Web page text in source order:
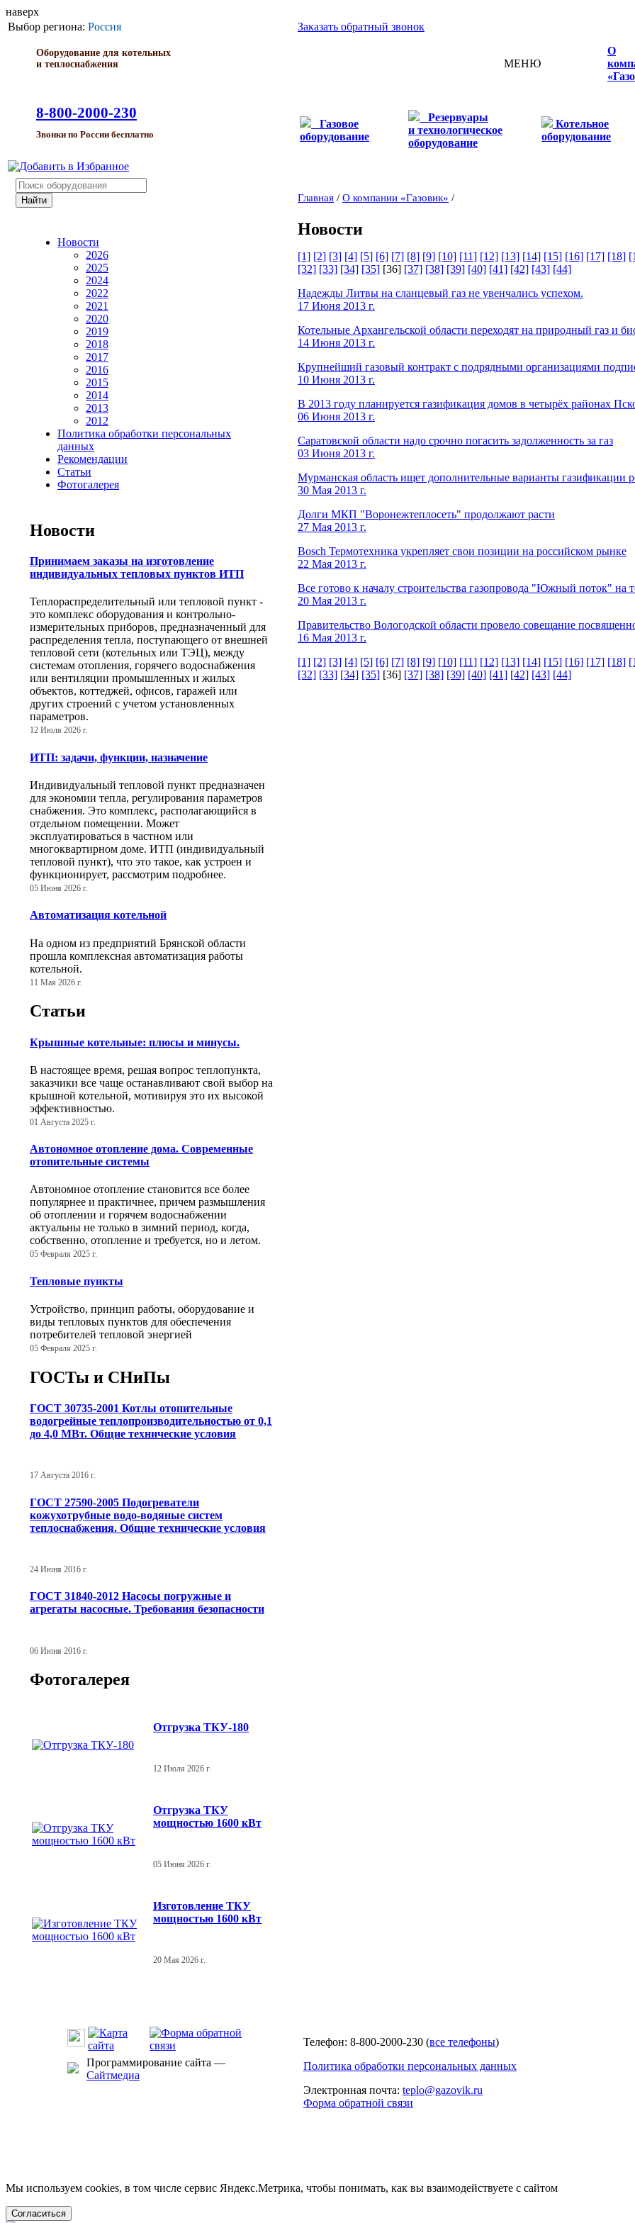
наверх
Выбор региона: Россия
Оборудование для котельных
и теплоснабжения
8-800-2000-230
Звонки по России бесплатно
Заказать обратный звонок
МЕНЮ
О
Газовое
оборудование
Резервуары
и технологическое
оборудование
Котельное
оборудование
Новости
2026
2025
2024
2022
2021
2020
2019
2018
2017
2016
2015
2014
2013
2012
Политика обработки персональных
данных
Рекомендации
Статьи
Фотогалерея
Новости
Принимаем заказы на изготовление
индивидуальных тепловых пунктов ИТП
Теплораспределительный или тепловой пункт -
это комплекс оборудования и контрольно-
измерительных приборов, предназначенный для
распределения тепла, поступающего от внешней
тепловой сети (котельных или ТЭЦ), между
системам отопления, горячего водоснабжения
или вентиляции промышленных и жилых
объектов, коттеджей, офисов, гаражей или
других строений с учетом установленных
параметров.
12 Июля 2026 г.
ИТП: задачи, функции, назначение
Индивидуальный тепловой пункт предназначен
для экономии тепла, регулирования параметров
снабжения. Это комплекс, располагающийся в
отдельном помещении. Может
эксплуатироваться в частном или
многоквартирном доме. ИТП (индивидуальный
тепловой пункт), что это такое, как устроен и
функционирует, рассмотрим подробнее.
05 Июня 2026 г.
Автоматизация котельной
На одном из предприятий Брянской области
прошла комплексная автоматизация работы
котельной.
11 Мая 2026 г.
Статьи
Крышные котельные: плюсы и минусы.
В настоящее время, решая вопрос теплопункта,
заказчики все чаще останавливают свой выбор на
крышной котельной, мотивируя это их высокой
эффективностью.
01 Августа 2025 г.
Автономное отопление дома. Современные
отопительные системы
Автономное отопление становится все более
популярнее и практичнее, причем размышления
об отоплении и горячем водоснабжении
актуальны не только в зимний период, когда,
собственно, отопление и требуется, но и летом.
05 Февраля 2025 г.
Тепловые пункты
Устройство, принцип работы, оборудование и
виды тепловых пунктов для обеспечения
потребителей тепловой энергией
05 Февраля 2025 г.
ГОСТы и СНиПы
ГОСТ 30735-2001 Котлы отопительные
водогрейные теплопроизводительностью от 0,1
до 4,0 МВт. Общие технические условия
17 Августа 2016 г.
ГОСТ 27590-2005 Подогреватели
кожухотрубные водо-водяные систем
теплоснабжения. Общие технические условия
24 Июня 2016 г.
ГОСТ 31840-2012 Насосы погружные и
агрегаты насосные. Требования безопасности
06 Июня 2016 г.
Фотогалерея
Отгрузка ТКУ-180
12 Июля 2026 г.
Отгрузка ТКУ
мощностью 1600 кВт
05 Июня 2026 г.
Изготовление ТКУ
мощностью 1600 кВт
20 Мая 2026 г.
Главная / О компании «Газовик» /
Новости
[1] [2] [3] [4] [5] [6] [7] [8] [9] [10] [11] [12] [13] [14] [15] [16] [17] [18]
[32] [33] [34] [35] [36] [37] [38] [39] [40] [41] [42] [43] [44]
Надежды Литвы на сланцевый газ не увенчались успехом.
17 Июня 2013 г.
Котельные Архангельской области переходят на природный газ и
14 Июня 2013 г.
Крупнейший газовый контракт с подрядными организациями
10 Июня 2013 г.
В 2013 году планируется газификация домов в четырёх районах
06 Июня 2013 г.
Саратовской области надо срочно погасить задолженность за газ
03 Июня 2013 г.
Мурманская область ищет дополнительные варианты газификации
30 Мая 2013 г.
Долги МКП "Воронежтеплосеть" продолжают расти
27 Мая 2013 г.
Bosch Термотехника укрепляет свои позиции на российском рынке
22 Мая 2013 г.
Все готово к началу строительства газопровода "Южный поток" на
20 Мая 2013 г.
Правительство Вологодской области провело совещание
16 Мая 2013 г.
[1] [2] [3] [4] [5] [6] [7] [8] [9] [10] [11] [12] [13] [14] [15] [16] [17] [18]
[32] [33] [34] [35] [36] [37] [38] [39] [40] [41] [42] [43] [44]
Программирование сайта —
Сайтмедиа
Телефон: 8-800-2000-230 (все телефоны)
Политика обработки персональных данных
Электронная почта: teplo@gazovik.ru
Форма обратной связи
Мы используем cookies, в том числе сервис Яндекс.Метрика, чтобы понимать, как вы взаимодействуете с сайтом
Согласиться